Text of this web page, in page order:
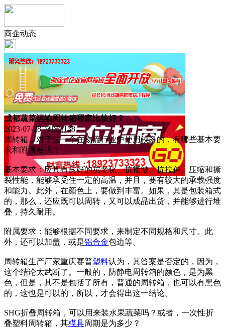
商企动态
成都蔬菜运输周转箱哪家比较好？
2023-07-28 浏览:138
周转箱，对于这一个在物流行业中使用较多的，有哪些基本要
求和附属要求？
基本要求：应具有良好的抗老化、抗褶皱、抗拉伸、压缩和撕
裂性能，能够承受住一定的高温，并且，要有较大的承载强度
和能力。此外，在颜色上，要做到丰富。如果，其是包装箱式
的，那么，还应既可以周转，又可以成品出货，并能够进行堆
叠，持久耐用。
附属要求：能够根据不同要求，来制定不同规格和尺寸。此
外，还可以加盖，或是铝合金包边等。
周转箱生产厂家重庆赛普塑料认为，其答案是否定的，因为，
这个结论太武断了。一般的，防静电周转箱的颜色，是为黑
色，但是，其不是包括了所有，普通的周转箱，也可以有黑色
的，这也是可以的，所以，才会得出这一结论。
SHG折叠周转箱，可以用来装水果蔬菜吗？或者，一次性折
叠塑料周转箱，其模具周期是为多少？